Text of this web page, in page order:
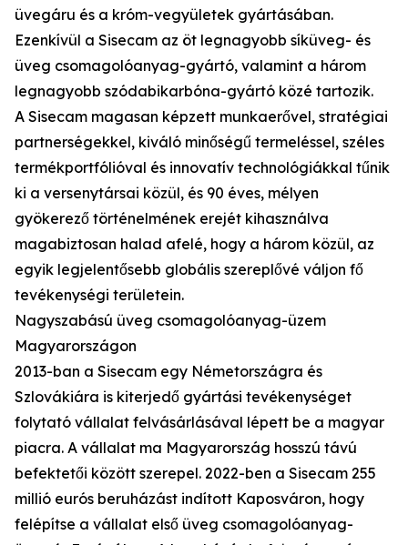
üvegáru és a króm-vegyületek gyártásában.
Ezenkívül a Sisecam az öt legnagyobb síküveg- és
üveg csomagolóanyag-gyártó, valamint a három
legnagyobb szódabikarbóna-gyártó közé tartozik.
A Sisecam magasan képzett munkaerővel, stratégiai
partnerségekkel, kiváló minőségű termeléssel, széles
termékportfólióval és innovatív technológiákkal tűnik
ki a versenytársai közül, és 90 éves, mélyen
gyökerező történelmének erejét kihasználva
magabiztosan halad afelé, hogy a három közül, az
egyik legjelentősebb globális szereplővé váljon fő
tevékenységi területein.
Nagyszabású üveg csomagolóanyag-üzem
Magyarországon
2013-ban a Sisecam egy Németországra és
Szlovákiára is kiterjedő gyártási tevékenységet
folytató vállalat felvásárlásával lépett be a magyar
piacra. A vállalat ma Magyarország hosszú távú
befektetői között szerepel. 2022-ben a Sisecam 255
millió eurós beruházást indított Kaposváron, hogy
felépítse a vállalat első üveg csomagolóanyag-